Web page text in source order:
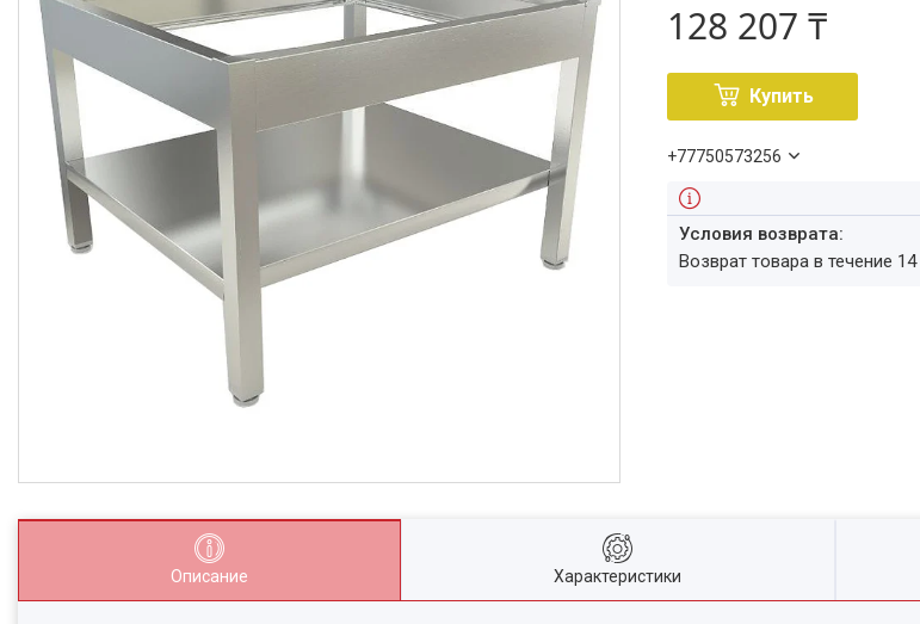
128 207 ₸
Купить
+77750573256
возврат товара в течение
Описание Характеристики